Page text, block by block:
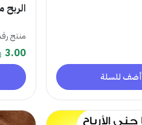
أضف للسلة
منتج
3.00